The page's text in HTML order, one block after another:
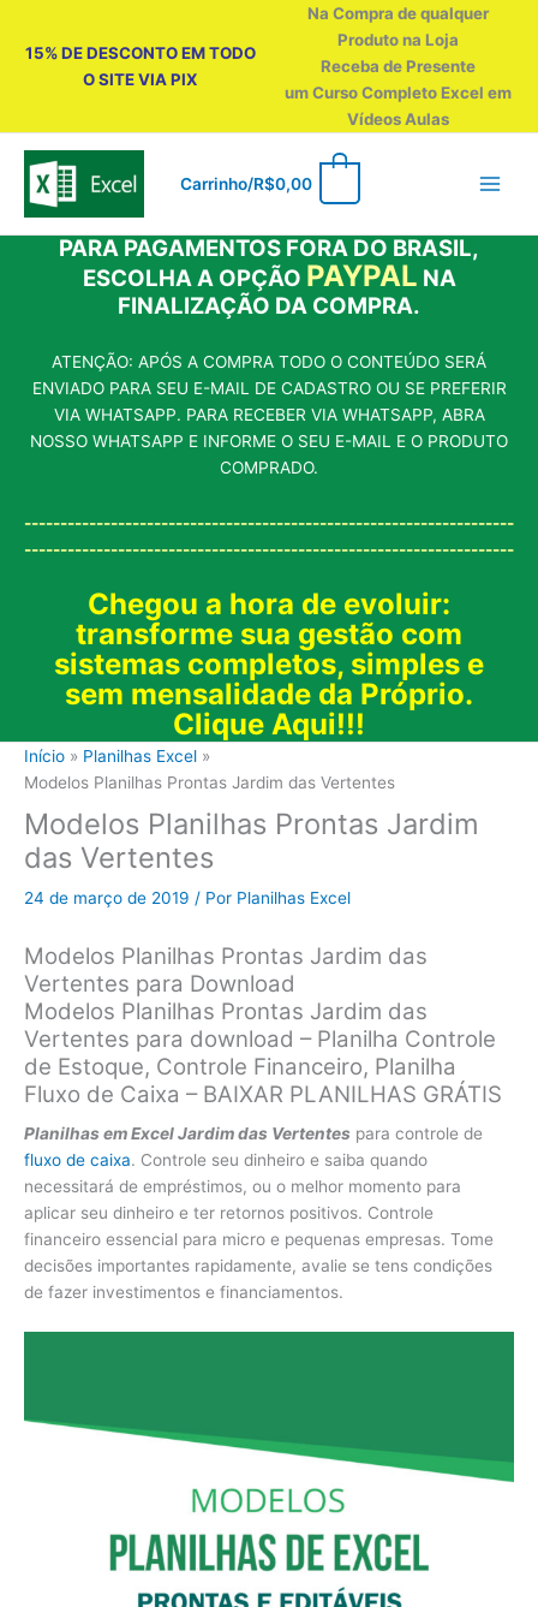
15% DE DESCONTO EM TODO
O SITE VIA PIX
Na Compra de qualquer
Produto na Loja
Receba de Presente
um Curso Completo Excel em
Vídeos Aulas
Carrinho/R$0,00
PARA PAGAMENTOS FORA DO BRASIL,
ESCOLHA A OPÇÃO PAYPAL NA
FINALIZAÇÃO DA COMPRA.
ATENÇÃO: APÓS A COMPRA TODO O CONTEÚDO SERÁ
ENVIADO PARA SEU E-MAIL DE CADASTRO OU SE PREFERIR
VIA WHATSAPP. PARA RECEBER VIA WHATSAPP, ABRA
NOSSO WHATSAPP E INFORME O SEU E-MAIL E O PRODUTO
COMPRADO.
--------------------------------------------------------------------
--------------------------------------------------------------------
Chegou a hora de evoluir:
transforme sua gestão com
sistemas completos, simples e
sem mensalidade da Próprio.
Clique Aqui!!!
Início
Planilhas Excel
Modelos Planilhas Prontas Jardim das Vertentes
Modelos Planilhas Prontas Jardim
das Vertentes
24 de março de 2019 / Por Planilhas Excel
Modelos Planilhas Prontas Jardim das
Vertentes para Download
Modelos Planilhas Prontas Jardim das
Vertentes para download – Planilha Controle
de Estoque, Controle Financeiro, Planilha
Fluxo de Caixa – BAIXAR PLANILHAS GRÁTIS
Planilhas em Excel Jardim das Vertentes para controle de
fluxo de caixa. Controle seu dinheiro e saiba quando
necessitará de empréstimos, ou o melhor momento para
aplicar seu dinheiro e ter retornos positivos. Controle
financeiro essencial para micro e pequenas empresas. Tome
decisões importantes rapidamente, avalie se tens condições
de fazer investimentos e financiamentos.